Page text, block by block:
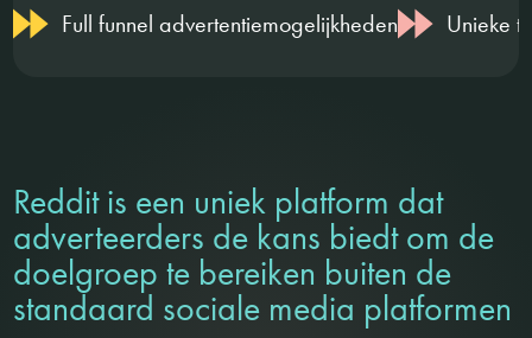
Full funnel advertentiemogelijkheden Unieke
Reddit is een uniek platform dat
adverteerders de kans biedt om de
doelgroep te bereiken buiten de
standaard sociale media platformen